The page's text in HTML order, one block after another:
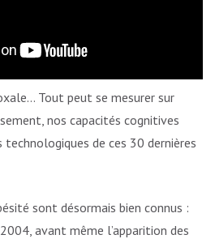
Tout peut se mesurer sur
nos capacités cognitives
technologiques de ces 30 dernières
sont désormais bien connus :
avant même l’apparition des